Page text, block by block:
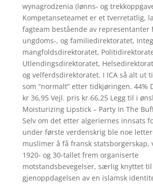
wynagrodzenia (lønns- og
Kompetanseteamet er et tverretatlig,
fagteam bestående av representanter
ungdoms-, og familiedirektoratet,
mangfoldsdirektoratet,
Utlendingsdirektoratet,
og velferdsdirektoratet. I ICA så alt ut
som “normalt” etter tidkjøringen. 44%
kr 36,95 Vejl. pris kr 66,25 Legg til i
Moisturizing Lipstick – Party In The
Selv om det etter algeriernes innsats
under første verdenskrig ble noe
muslimer å få fransk statsborgerskap,
1920- og 30-tallet frem organiserte
motstandsbevegelser, særlig knyttet til
gjenoppdagelsen av en islamsk